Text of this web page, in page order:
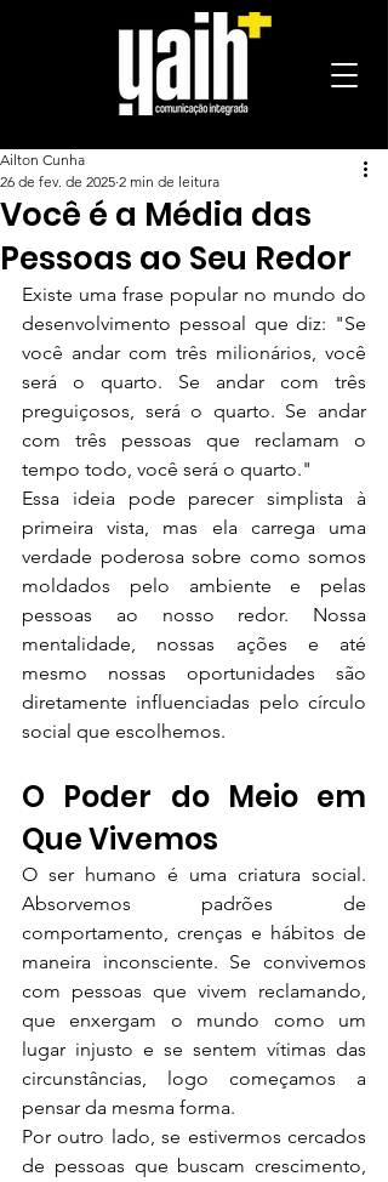
Você é a Média das
Pessoas ao Seu Redor
Ailton Cunha
26 de fev. de 2025 2 min de leitura
Existe uma frase popular no mundo do
desenvolvimento pessoal que diz: "Se
você andar com três milionários, você
será o quarto. Se andar com três
preguiçosos, será o quarto. Se andar
com três pessoas que reclamam o
tempo todo, você será o quarto."
Essa ideia pode parecer simplista à
primeira vista, mas ela carrega uma
verdade poderosa sobre como somos
moldados pelo ambiente e pelas
pessoas ao nosso redor. Nossa
mentalidade, nossas ações e até
mesmo nossas oportunidades são
diretamente influenciadas pelo círculo
social que escolhemos.
O Poder do Meio em
Que Vivemos
O ser humano é uma criatura social.
Absorvemos padrões de
comportamento, crenças e hábitos de
maneira inconsciente. Se convivemos
com pessoas que vivem reclamando,
que enxergam o mundo como um
lugar injusto e se sentem vítimas das
circunstâncias, logo começamos a
pensar da mesma forma.
Por outro lado, se estivermos cercados
de pessoas que buscam crescimento,